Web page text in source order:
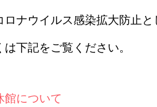
ロナウイルス感染拡大防止
は下記をご覧ください。
館について